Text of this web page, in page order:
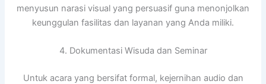
menyusun narasi visual yang persuasif guna menonjolkan
keunggulan fasilitas dan layanan yang Anda miliki.
4. Dokumentasi Wisuda dan Seminar
Untuk acara yang bersifat formal, kejernihan audio dan